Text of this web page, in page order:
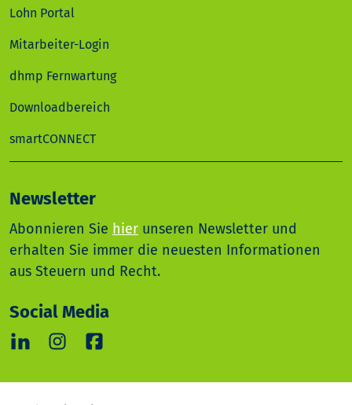
Lohn Portal
Mitarbeiter-Login
dhmp Fernwartung
Downloadbereich
smartCONNECT
Newsletter
Abonnieren Sie hier unseren Newsletter und
erhalten Sie immer die neuesten Informationen
aus Steuern und Recht.
Social Media